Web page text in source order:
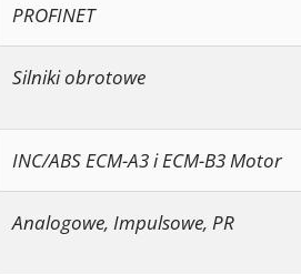
PROFINET
Silniki obrotowe
INC/ABS ECM-A3 i ECM-B3 Motor
Analogowe, Impulsowe, PR